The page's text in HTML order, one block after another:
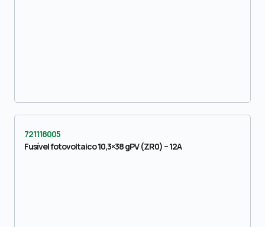
721118005
Fusível fotovoltaico 10,3×38 gPV (ZR0) – 12A